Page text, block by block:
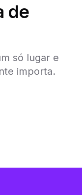
de
só lugar e
importa.